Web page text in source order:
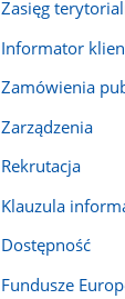
Zasięg
Informator
Zamówienia
Zarządzenia
Rekrutacja
Klauzula
Dostępność
Fundusze